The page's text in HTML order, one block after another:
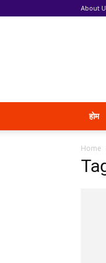
About
होम
Home